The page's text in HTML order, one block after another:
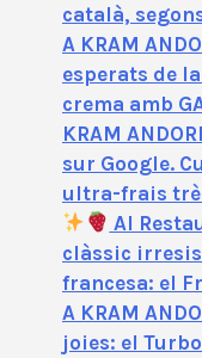
català,
A KRAM
esperats de
crema amb
KRAM
sur Google.
ultra-frais
Al
clàssic
francesa: el
A KRAM
joies: el